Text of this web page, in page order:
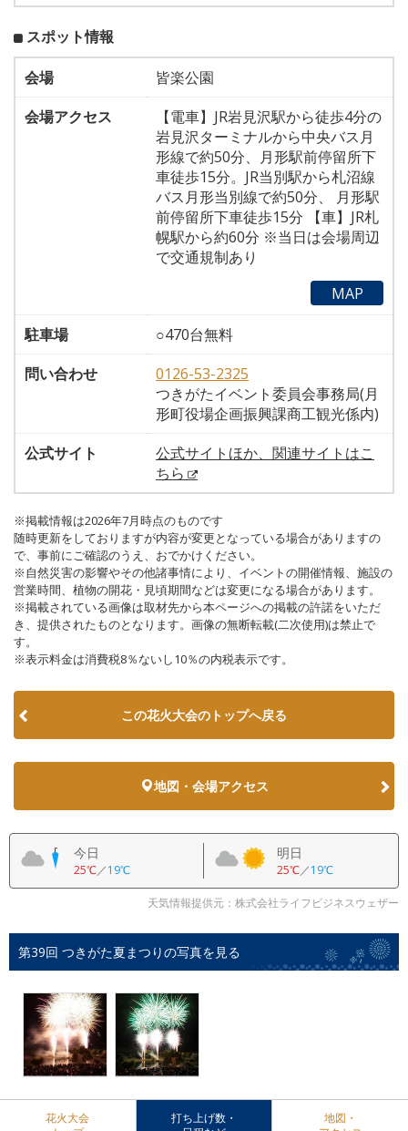
スポット情報
会場
皆楽公園
会場アクセス
【電車】JR岩見沢駅から徒歩4分の
岩見沢ターミナルから中央バス月
形線で約50分、月形駅前停留所下
車徒歩15分。JR当別駅から札沼線
バス月形当別線で約50分、 月形駅
前停留所下車徒歩15分 【車】JR札
幌駅から約60分 ※当日は会場周辺
で交通規制あり
MAP
駐車場
○470台無料
問い合わせ
0126-53-2325
つきがたイベント委員会事務局(月
形町役場企画振興課商工観光係内)
公式サイト
公式サイトほか、関連サイトはこ
ちら
※掲載情報は2026年7月時点のものです
随時更新をしておりますが内容が変更となっている場合がありますの
で、事前にご確認のうえ、おでかけください。
※自然災害の影響やその他諸事情により、イベントの開催情報、施設の
営業時間、植物の開花・見頃期間などは変更になる場合があります。
※掲載されている画像は取材先から本ページへの掲載の許諾をいただ
き、提供されたものとなります。画像の無断転載(二次使用)は禁止で
す。
※表示料金は消費税8％ないし10％の内税表示です。
この花火大会のトップへ戻る
地図・会場アクセス
今日
25℃／19℃
明日
25℃／19℃
天気情報提供元：株式会社ライフビジネスウェザー
第39回 つきがた夏まつりの写真を見る
花火大会
打ち上げ数・
地図・